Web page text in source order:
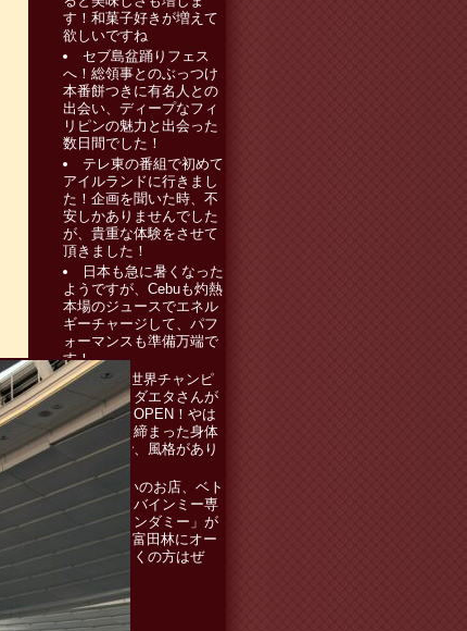
す！和菓子好きが増えて
欲しいですね
セブ島盆踊りフェス
へ！総領事とのぶっつけ
本番餅つきに有名人との
出会い、ディープなフィ
リピンの魅力と出会った
数日間でした！
テレ東の番組で初めて
アイルランドに行きまし
た！企画を聞いた時、不
安しかありませんでした
が、貴重な体験をさせて
頂きました！
日本も急に暑くなった
ようですが、Cebuも灼熱
本場のジュースでエネル
ギーチャージして、パフ
ォーマンスも準備万端で
す！
WBA元世界チャンピ
オンのランダエタさんが
大阪でジムOPEN！やは
り今も引き締まった身体
で、機敏で、風格があり
ました！！
知り合いのお店、ベト
ナムサンドバインミー専
門店の「トンダミー」が
5.15（金）富田林にオー
プン！お近くの方はぜ